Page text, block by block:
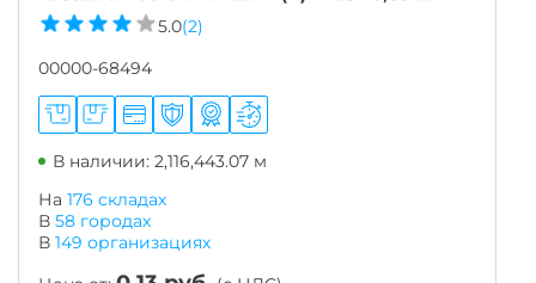
5.0(2)
00000-68494
В наличии: 2,116,443.07 м
На 176 складах
В 58 городах
В 149 организациях